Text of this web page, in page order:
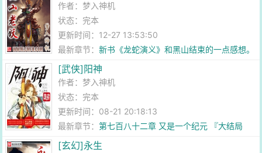
作者： 梦入神机
状态：完本
更新时间：12-27 13:53:50
最新章节：新书《龙蛇演义》和黑山结束的一点感想。
[武侠]阳神
作者： 梦入神机
状态：完本
更新时间：08-21 20:18:13
最新章节：第七百八十二章 又是一个纪元 『大结局
下』
[玄幻]永生